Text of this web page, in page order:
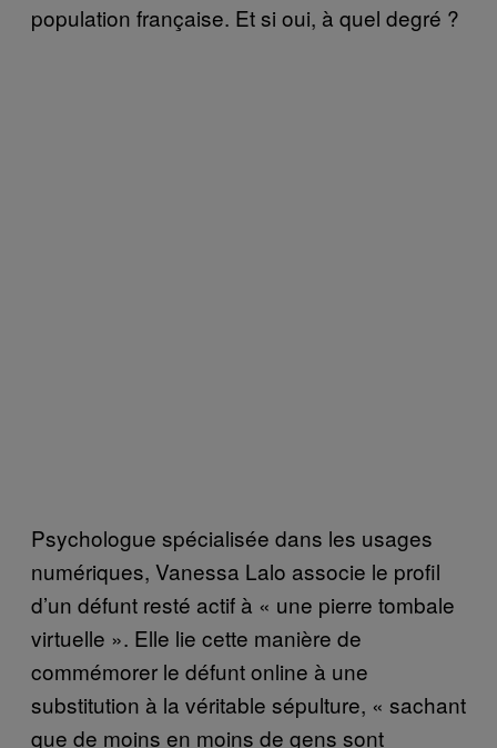
population française. Et si oui, à quel degré ?
Psychologue spécialisée dans les usages
numériques, Vanessa Lalo associe le profil
d’un défunt resté actif à « une pierre tombale
virtuelle ». Elle lie cette manière de
commémorer le défunt online à une
substitution à la véritable sépulture, « sachant
que de moins en moins de gens sont